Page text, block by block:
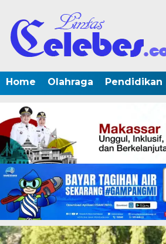
Home Olahraga Pendidikan